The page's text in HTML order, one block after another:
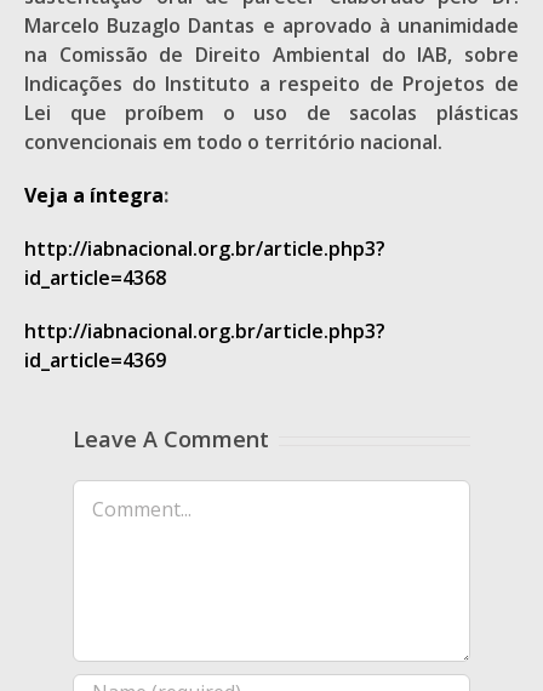
Marcelo Buzaglo Dantas e aprovado à unanimidade
na Comissão de Direito Ambiental do IAB, sobre
Indicações do Instituto a respeito de Projetos de
Lei que proíbem o uso de sacolas plásticas
convencionais em todo o território nacional.
Veja a íntegra:
http://iabnacional.org.br/article.php3?
id_article=4368
http://iabnacional.org.br/article.php3?
id_article=4369
Leave A Comment
Comment